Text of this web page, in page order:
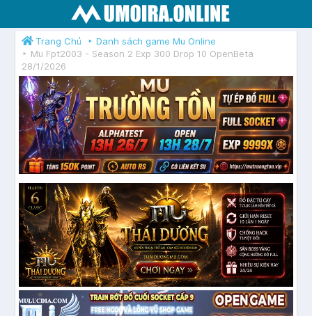
Trang Chủ
Danh sách game Mu Online
Mu Fpt2003 - Season 2 Exp 300 Drop 10 OpenBeta
28/1/2026